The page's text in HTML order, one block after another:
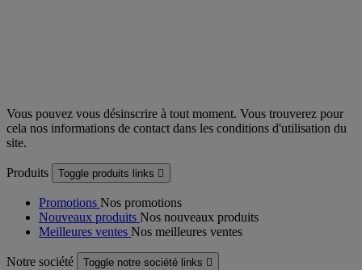
Vous pouvez vous désinscrire à tout moment. Vous trouverez pour
cela nos informations de contact dans les conditions d'utilisation du
site.
Produits Toggle produits links 
Promotions Nos promotions
Nouveaux produits Nos nouveaux produits
Meilleures ventes Nos meilleures ventes
Notre société Toggle notre société links 